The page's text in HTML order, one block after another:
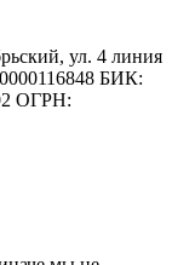
ул. 4 линия
БИК:
ОГРН: